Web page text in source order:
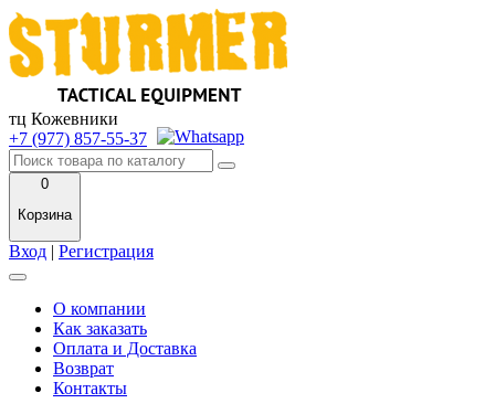
тц Кожевники
+7 (977) 857-55-37
0
Корзина
Вход | Регистрация
О компании
Как заказать
Оплата и Доставка
Возврат
Контакты